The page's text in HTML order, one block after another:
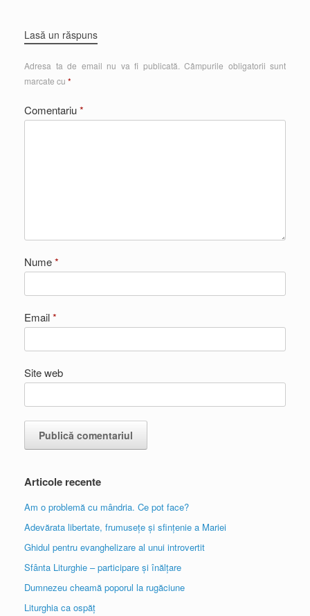
Lasă un răspuns
Adresa ta de email nu va fi publicată. Câmpurile obligatorii sunt
marcate cu *
Comentariu*
Nume*
Email*
Site web
Articole recente
Am o problemă cu mândria. Ce pot face?
Adevărata libertate, frumusețe și sfințenie a Mariei
Ghidul pentru evanghelizare al unui introvertit
Sfânta Liturghie – participare și înălțare
Dumnezeu cheamă poporul la rugăciune
Liturghia ca ospăț